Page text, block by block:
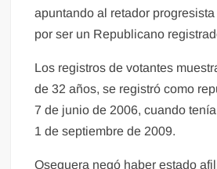
apuntando al retador
por ser un Republicano
Los registros de votantes
de 32 años, se registró como
7 de junio de 2006, cuando
1 de septiembre de 2009.
Oseguera negó haber estado